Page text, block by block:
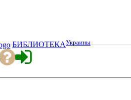
БИБЛИОТЕКАУкраины